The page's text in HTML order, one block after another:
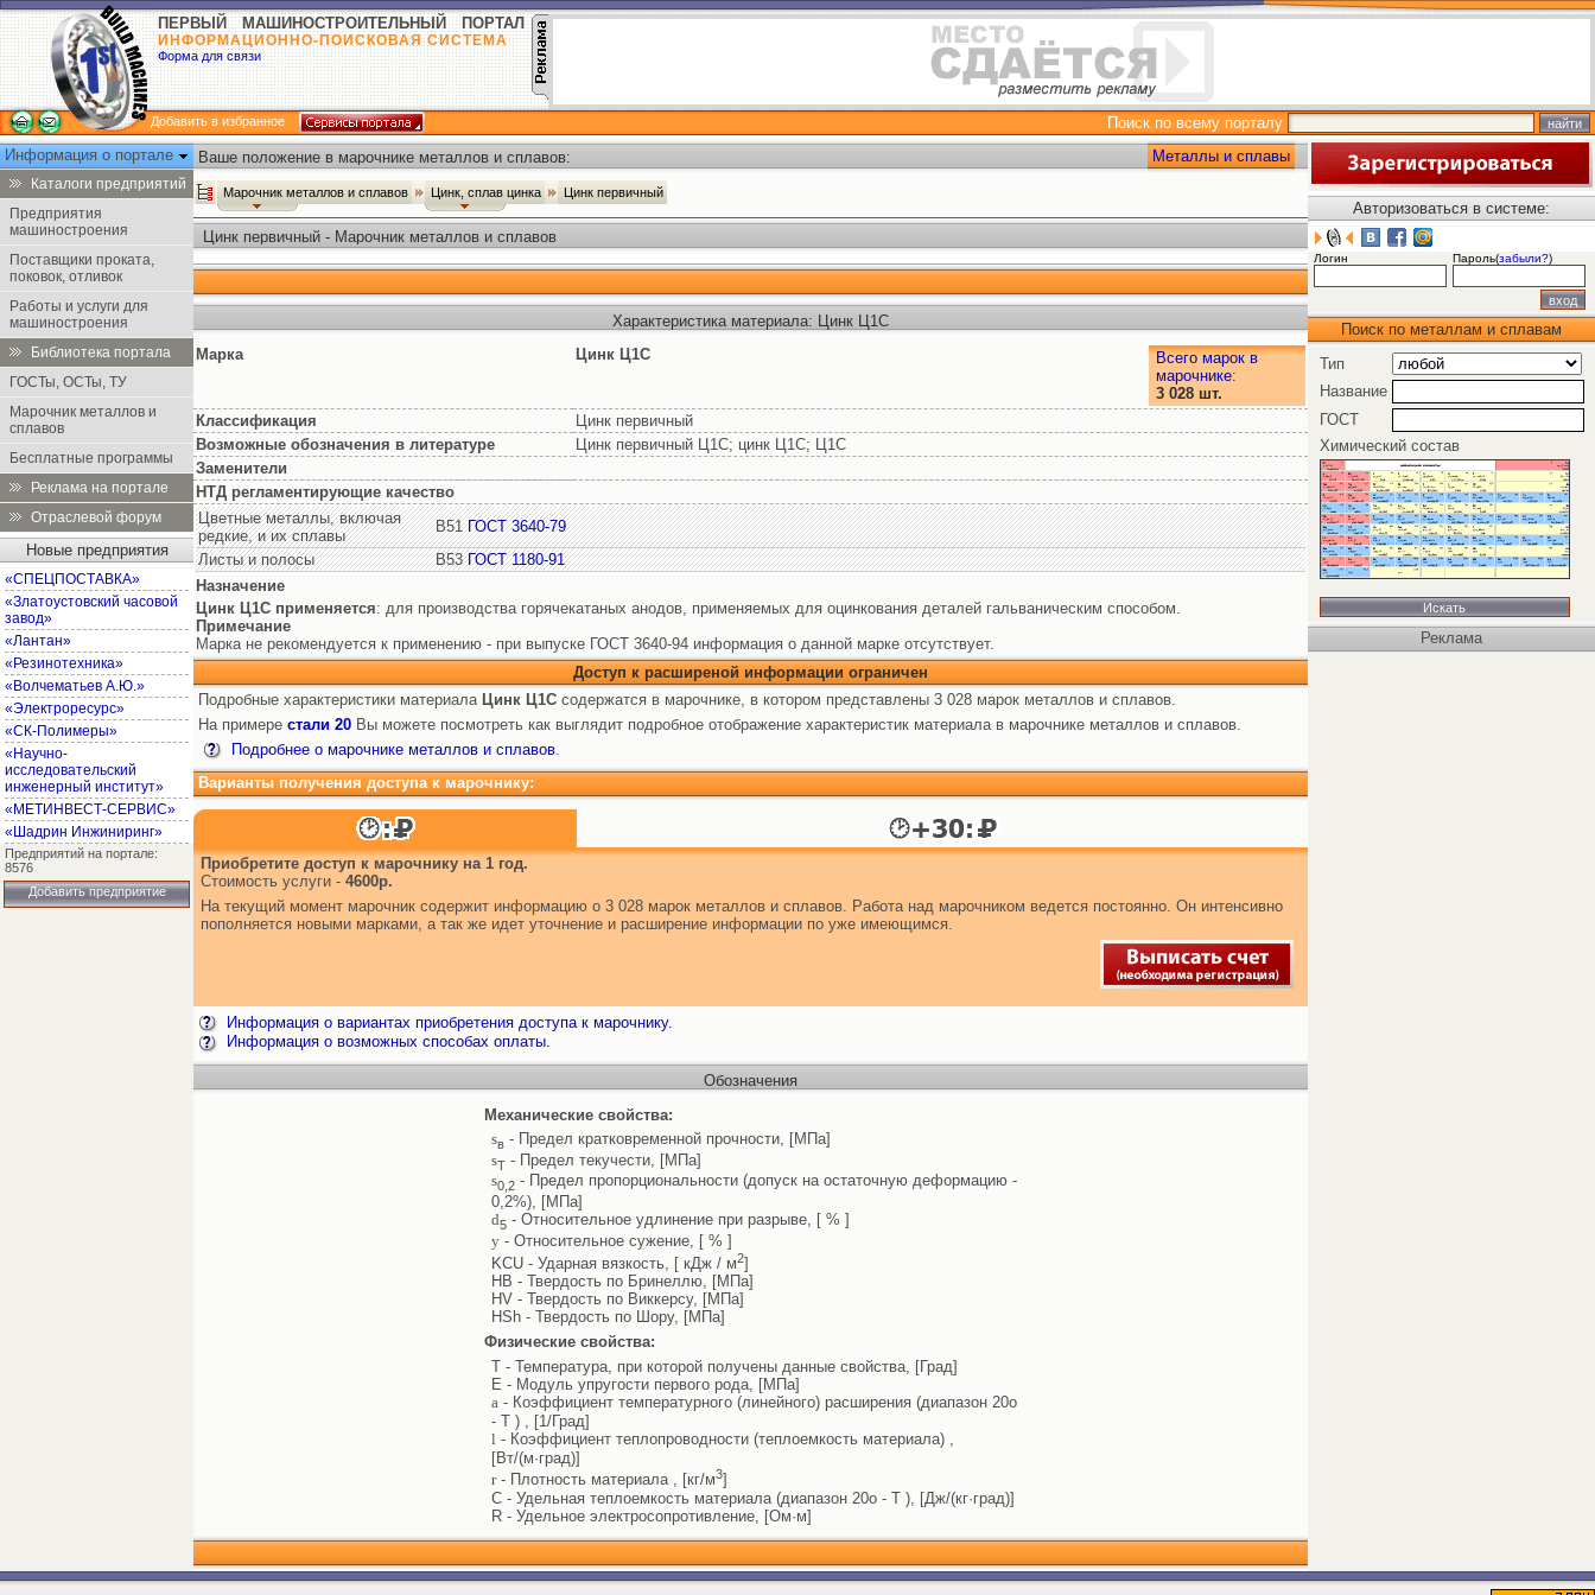
ПЕРВЫЙ МАШИНОСТРОИТЕЛЬНЫЙ ПОРТАЛ
ИНФОРМАЦИОННО-ПОИСКОВАЯ СИСТЕМА
Форма для связи
Добавить в избранное
Поиск по всему порталу
Информация о портале
Каталоги предприятий
Предприятия
машиностроения
Поставщики проката,
поковок, отливок
Работы и услуги для
машиностроения
Библиотека портала
ГОСТы, ОСТы, ТУ
Марочник металлов и
сплавов
Бесплатные программы
Реклама на портале
Отраслевой форум
Новые предприятия
«СПЕЦПОСТАВКА»
«Златоустовский часовой
завод»
«Лантан»
«Резинотехника»
«Волчематьев А.Ю.»
«Электроресурс»
«СК-Полимеры»
«Научно-
исследовательский
инженерный институт»
«МЕТИНВЕСТ-СЕРВИС»
«Шадрин Инжиниринг»
Предприятий на портале:
8576
Добавить предприятие
Ваше положение в марочнике металлов и сплавов: Металлы и сплавы
Марочник металлов и сплавов Цинк, сплав цинка Цинк первичный
Цинк первичный - Марочник металлов и сплавов
Характеристика материала: Цинк Ц1С
Марка
Цинк Ц1С
Всего марок в
марочнике:
3 028 шт.
Классификация
Цинк первичный
Возможные обозначения в литературе
Цинк первичный Ц1С; цинк Ц1С; Ц1С
Заменители
НТД регламентирующие качество
Цветные металлы, включая
редкие, и их сплавы
В51 ГОСТ 3640-79
Листы и полосы
В53 ГОСТ 1180-91
Назначение
Цинк Ц1С применяется: для производства горячекатаных анодов, применяемых для оцинкования деталей гальваническим способом.
Примечание
Марка не рекомендуется к применению - при выпуске ГОСТ 3640-94 информация о данной марке отсутствует.
Доступ к расширеной информации ограничен
Подробные характеристики материала Цинк Ц1С содержатся в марочнике, в котором представлены 3 028 марок металлов и сплавов.
На примере стали 20 Вы можете посмотреть как выглядит подробное отображение характеристик материала в марочнике металлов и сплавов.
Подробнее о марочнике металлов и сплавов.
Варианты получения доступа к марочнику:
Приобретите доступ к марочнику на 1 год.
Стоимость услуги - 4600р.
На текущий момент марочник содержит информацию о 3 028 марок металлов и сплавов. Работа над марочником ведется постоянно. Он интенсивно
пополняется новыми марками, а так же идет уточнение и расширение информации по уже имеющимся.
Информация о вариантах приобретения доступа к марочнику.
Информация о возможных способах оплаты.
Обозначения
Механические свойства:
sв - Предел кратковременной прочности, [МПа]
sТ- Предел текучести, [МПа]
s0,2- Предел пропорциональности (допуск на остаточную деформацию -
0,2%), [МПа]
d5- Относительное удлинение при разрыве, [ % ]
y- Относительное сужение, [ % ]
KCU - Ударная вязкость, [ кДж / м2]
HB - Твердость по Бринеллю, [МПа]
HV - Твердость по Виккерсу, [МПа]
HSh - Твердость по Шору, [МПа]
Физические свойства:
T - Температура, при которой получены данные свойства, [Град]
E - Модуль упругости первого рода, [МПа]
a- Коэффициент температурного (линейного) расширения (диапазон 20o
- T ) , [1/Град]
l - Коэффициент теплопроводности (теплоемкость материала) ,
[Вт/(м·град)]
r- Плотность материала , [кг/м3]
C - Удельная теплоемкость материала (диапазон 20o - T ), [Дж/(кг·град)]
R - Удельное электросопротивление, [Ом·м]
Авторизоваться в системе:
Логин Пароль(забыли?)
Поиск по металлам и сплавам
Тип
Название
ГОСТ
Химический состав
Реклама